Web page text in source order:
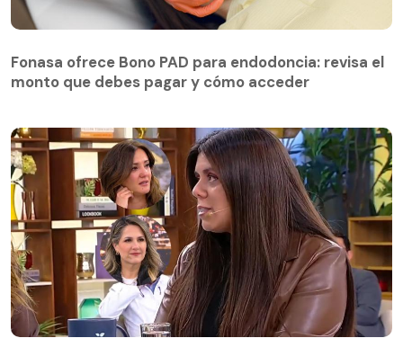
Fonasa ofrece Bono PAD para endodoncia: revisa el
monto que debes pagar y cómo acceder